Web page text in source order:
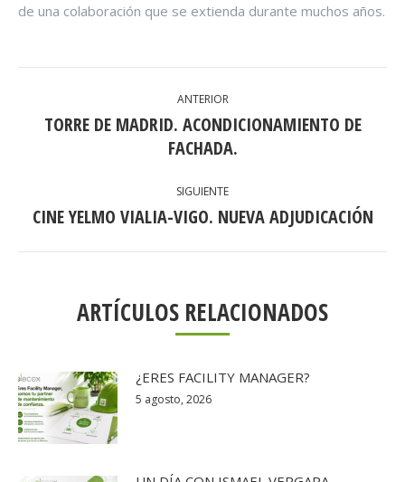
de una colaboración que se extienda durante muchos años.
ENTRE
PUBLICACIONES
ANTERIOR
Publicación
anterior:
TORRE DE MADRID. ACONDICIONAMIENTO DE
FACHADA.
SIGUIENTE
Publicación
CINE YELMO VIALIA-VIGO. NUEVA ADJUDICACIÓN
ARTÍCULOS RELACIONADOS
¿ERES FACILITY MANAGER?
5 agosto, 2026